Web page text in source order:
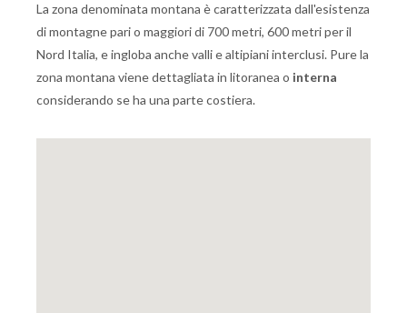
La zona denominata montana è caratterizzata dall'esistenza
di montagne pari o maggiori di 700 metri, 600 metri per il
Nord Italia, e ingloba anche valli e altipiani interclusi. Pure la
zona montana viene dettagliata in litoranea o interna
considerando se ha una parte costiera.